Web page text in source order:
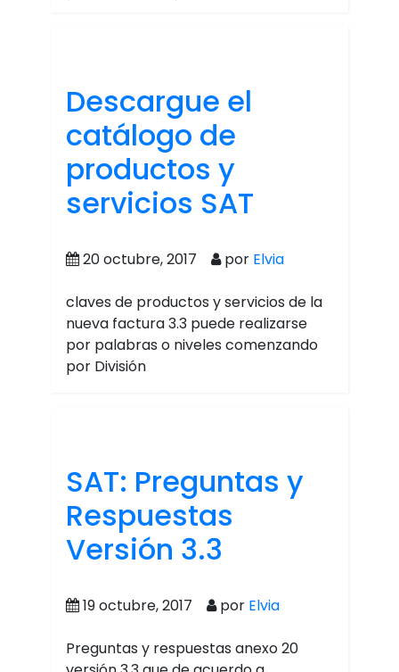
Descargue el
catálogo de
productos y
servicios SAT
20 octubre, 2017 por Elvia
claves de productos y servicios de la
nueva factura 3.3 puede realizarse
por palabras o niveles comenzando
por División
SAT: Preguntas y
Respuestas
Versión 3.3
19 octubre, 2017 por Elvia
Preguntas y respuestas anexo 20